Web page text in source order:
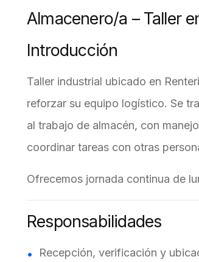
Almacenero/a – Taller
Introducción
Taller industrial ubicado en
reforzar su equipo logístico. Se
al trabajo de almacén, con
coordinar tareas con otras
Ofrecemos jornada continua de
Responsabilidades
Recepción, verificación y